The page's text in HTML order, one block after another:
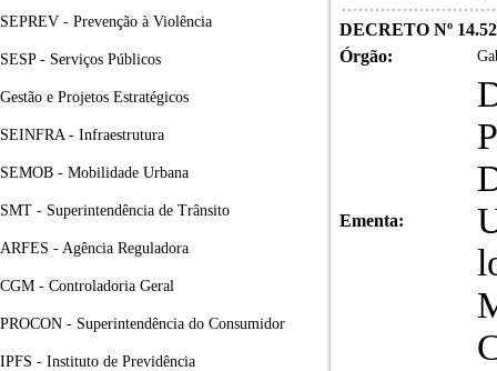
SEPREV - Prevenção à Violência
SESP - Serviços Públicos
Gestão e Projetos Estratégicos
SEINFRA - Infraestrutura
SEMOB - Mobilidade Urbana
SMT - Superintendência de Trânsito
ARFES - Agência Reguladora
CGM - Controladoria Geral
PROCON - Superintendência do Consumidor
IPFS - Instituto de Previdência
DECRETO Nº
Órgão:
Ementa: